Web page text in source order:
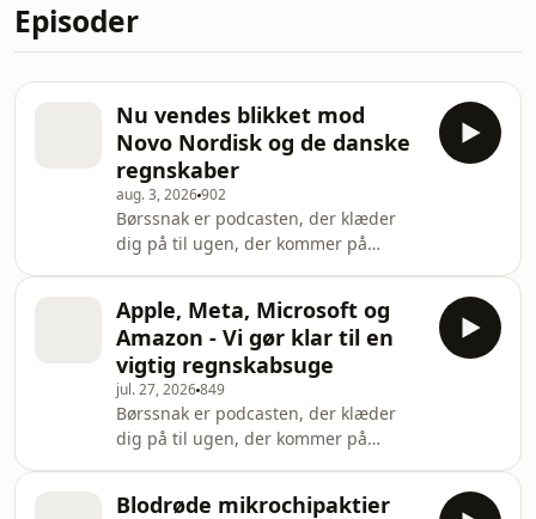
Episoder
Nu vendes blikket mod
Novo Nordisk og de danske
regnskaber
aug. 3, 2026902
Børssnak er podcasten, der klæder
dig på til ugen, der kommer på
mange teknologiregnskaber, der har
budt på store udsving. Usikkerheden
og potentialet i AI historien har ikke
ændret sig det store, så derfor har
selv små forskelle i regnskabernes
betydet at f.eks. Meta faldt 10 %
imens Microsoft steg 14 %. I ugen der
kommer zoomer vi
Apple, Meta, Microsoft og
Amazon - Vi gør klar til en
vigtig regnskabsuge
jul. 27, 2026849
Børssnak er podcasten, der klæder
dig på til ugen, der kommer på
efter store fald i Tesla og Alphabet
Blodrøde mikrochipaktier